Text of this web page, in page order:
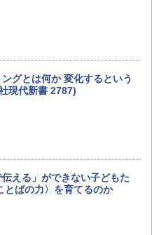
グとは何か 変化するという
現代新書 2787)
伝える」ができない子どもた
とばの力〉を育てるのか